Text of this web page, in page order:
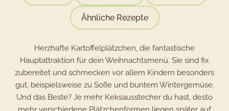
Ähnliche Rezepte
Herzhafte Kartoffelplätzchen, die fantastische
Hauptattraktion für dein Weihnachtsmenü. Sie sind fix
zubereitet und schmecken vor allem Kindern besonders
gut, beispielsweise zu Soße und buntem Wintergemüse.
Und das Beste? Je mehr Keksausstecher du hast, desto
mehr verschiedene Plätzchenformen liegen später auf